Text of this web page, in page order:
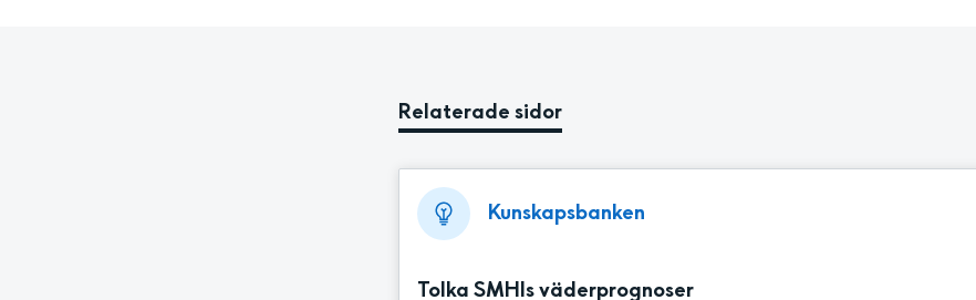
Relaterade sidor
Kunskapsbanken
Tolka SMHIs väderprognoser